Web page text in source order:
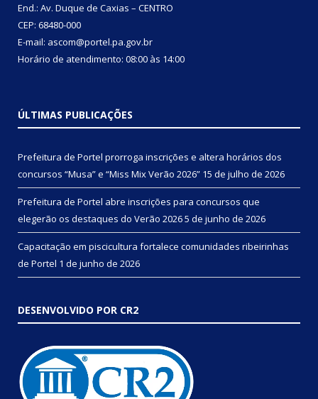
End.: Av. Duque de Caxias – CENTRO
CEP: 68480-000
E-mail: ascom@portel.pa.gov.br
Horário de atendimento: 08:00 às 14:00
ÚLTIMAS PUBLICAÇÕES
Prefeitura de Portel prorroga inscrições e altera horários dos
concursos “Musa” e “Miss Mix Verão 2026” 15 de julho de 2026
Prefeitura de Portel abre inscrições para concursos que
elegerão os destaques do Verão 20265 de junho de 2026
Capacitação em piscicultura fortalece comunidades ribeirinhas
de Portel 1 de junho de 2026
DESENVOLVIDO POR CR2